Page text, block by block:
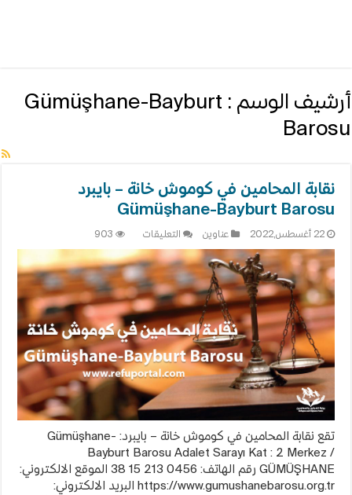
أرشيف الوسم : Gümüşhane-Bayburt
Barosu
نقابة المحامين في كوموش خانة – بايبرد
Gümüşhane-Bayburt Barosu
22 أغسطس,2022 عناوين التعليقات
المحامين
في
كوموش
خانة
–
بايبرد
Gümüşhane-
Bayburt
Barosu
مغلقة
903
تقع نقابة المحامين في كوموش خانة – بايبرد: Gümüşhane-
Bayburt Barosu Adalet Sarayı Kat : 2 Merkez /
GÜMÜŞHANE رقم الهاتف: 0456 213 15 38 الموقع الالكتروني:
https://www.gumushanebarosu.org.tr البريد الالكتروني: